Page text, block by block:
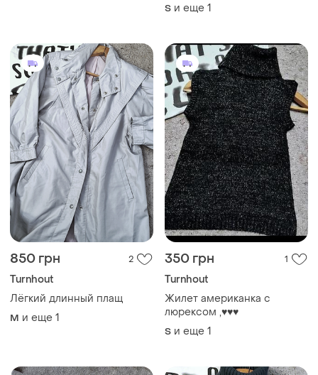
S и еще 1
850 грн 2
Turnhout
Лёгкий длинный плащ
M и еще 1
350 грн 1
Turnhout
Жилет американка с
люрексом ,♥️♥️♥️
S и еще 1